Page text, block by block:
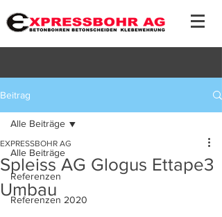
Beitrag
Alle Beiträge
Referenzen
Referenzen 2020
Alle Beiträge
Spleiss AG Glogus Ettape3
Umbau
EXPRESSBOHR AG